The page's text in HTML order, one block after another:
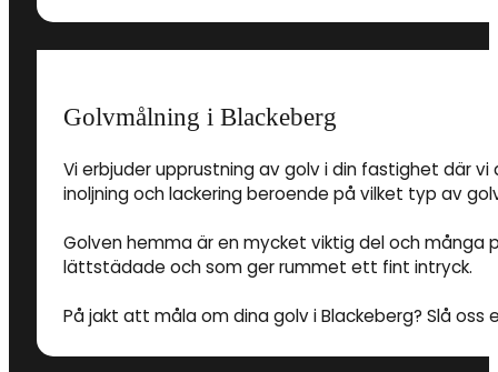
Golvmålning i Blackeberg
Vi erbjuder upprustning av golv i din fastighet där vi
inoljning och lackering beroende på vilket typ av
Golven hemma är en mycket viktig del och många
lättstädade och som ger rummet ett fint intryck.
På jakt att måla om dina golv i Blackeberg? Slå oss